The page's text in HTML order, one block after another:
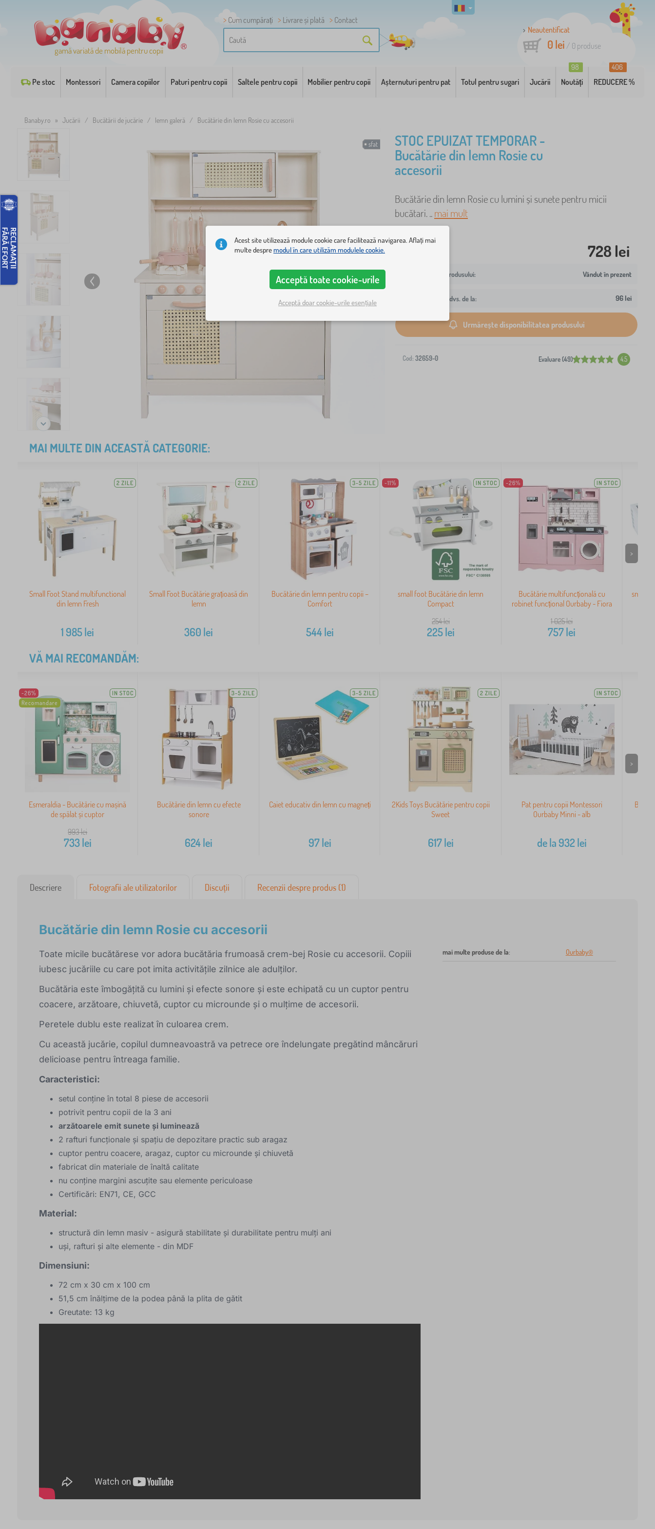
gamă variată de mobilă pentru copii
Cum cumpărați Livrare și plată
Contact
Neautentificat
0 lei / 0 produse
Pe stoc Montessori Camera copiilor Paturi pentru copii Saltele pentru copii Mobilier pentru copii Așternuturi pentru pat Totul pentru sugari Jucării Noutăți
98
REDUCERE %
406
Banaby.ro » Jucării / Bucătării de jucărie / lemn galeră / Bucătărie din lemn Rosie cu accesorii
sfat
STOC EPUIZAT TEMPORAR -
Bucătărie din lemn Rosie cu
accesorii
Bucătărie din lemn Rosie cu lumini și sunete pentru micii
bucătari. ..mai mult
728 lei
Vândut în prezent
Livrare la adresa dvs. de la: 96 lei
Urmărește disponibilitatea produsului
Cod: 32659-0 Evaluare (49) 4.5
MAI MULTE DIN ACEASTĂ CATEGORIE:
2 ZILE
Small Foot Stand multifunctional
din lemn Fresh
1 985lei
2 ZILE
Small Foot Bucătărie grațioasă din
lemn
360 lei
3-5 ZILE
Bucătărie din lemn pentru copii –
Comfort
544lei
-11% IN STOC
small foot Bucătărie din lemn
Compact
254lei
225lei
-26% IN STOC
Bucătărie multifuncțională cu
robinet funcțional Ourbaby - Fiora
1 025lei
757lei
small
>
VĂ MAI RECOMANDĂM:
-26%
Recomandare
IN STOC
Esmeraldia - Bucătărie cu mașină
de spălat și cuptor
993lei
733lei
3-5 ZILE
Bucătărie din lemn cu efecte
sonore
624lei
3-5 ZILE
Caiet educativ din lemn cu magneți
97lei
2 ZILE
2Kids Toys Bucătărie pentru copii
Sweet
617lei
IN STOC
Pat pentru copii Montessori
Ourbaby Minni - alb
de la 932 lei
>
Descriere Fotografii ale utilizatorilor Discuții Recenzii despre produs (1)
Bucătărie din lemn Rosie cu accesorii
Toate micile bucătărese vor adora bucătăria frumoasă crem-bej Rosie cu accesorii. Copiii
iubesc jucăriile cu care pot imita activitățile zilnice ale adulților.
Bucătăria este îmbogățită cu lumini și efecte sonore și este echipată cu un cuptor pentru
coacere, arzătoare, chiuvetă, cuptor cu microunde și o mulțime de accesorii.
Peretele dublu este realizat în culoarea crem.
Cu această jucărie, copilul dumneavoastră va petrece ore îndelungate pregătind mâncăruri
delicioase pentru întreaga familie.
Caracteristici:
setul conține în total 8 piese de accesorii
potrivit pentru copii de la 3 ani
arzătoarele emit sunete și luminează
2 rafturi funcționale și spațiu de depozitare practic sub aragaz
cuptor pentru coacere, aragaz, cuptor cu microunde și chiuvetă
fabricat din materiale de înaltă calitate
nu conține margini ascuțite sau elemente periculoase
Certificări: EN71, CE, GCC
Material:
structură din lemn masiv - asigură stabilitate și durabilitate pentru mulți ani
uși, rafturi și alte elemente - din MDF
Dimensiuni:
72 cm x 30 cm x 100 cm
51,5 cm înălțime de la podea până la plita de gătit
Greutate: 13 kg
mai multe produse de la: Ourbaby®
Acest site utilizează module cookie care facilitează navigarea. Aflați mai
multe despremodul în care utilizăm modulele cookie.
Acceptă toate cookie-urile
Acceptă doar cookie-urile esențiale